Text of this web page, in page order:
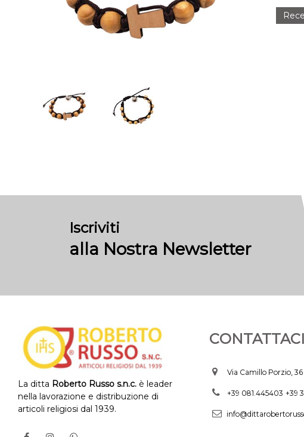
Iscriviti
alla Nostra Newsletter
La ditta Roberto Russo s.n.c. è leader
nella lavorazione e distribuzione di
articoli religiosi dal 1939.
CONTATTACI
Via Camillo Porzio,
+39 081.445403 +39